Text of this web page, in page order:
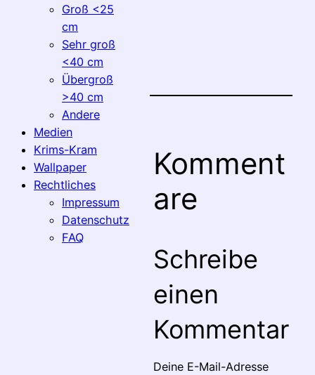
Groß <25
cm
Sehr groß
<40 cm
Übergroß
>40 cm
Andere
Medien
Krims-Kram
Wallpaper
Rechtliches
Impressum
Datenschutz
FAQ
Komment
are
Schreibe
einen
Kommentar
Deine E-Mail-Adresse